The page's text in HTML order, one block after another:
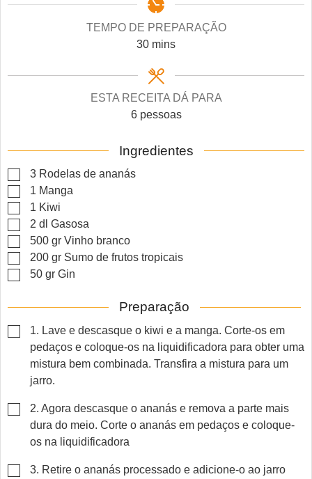
TEMPO DE PREPARAÇÃO
30minutes
mins
ESTA RECEITA DÁ PARA
6 pessoas
Ingredientes
▢
3 Rodelas de ananás
▢
1 Manga
▢
1 Kiwi
▢
2 dl Gasosa
▢
500 gr Vinho branco
▢
200 gr Sumo de frutos tropicais
▢
50 gr Gin
Preparação
▢
1. Lave e descasque o kiwi e a manga. Corte-os em
pedaços e coloque-os na liquidificadora para obter uma
mistura bem combinada. Transfira a mistura para um
jarro.
▢
2. Agora descasque o ananás e remova a parte mais
dura do meio. Corte o ananás em pedaços e coloque-
os na liquidificadora
▢
3. Retire o ananás processado e adicione-o ao jarro